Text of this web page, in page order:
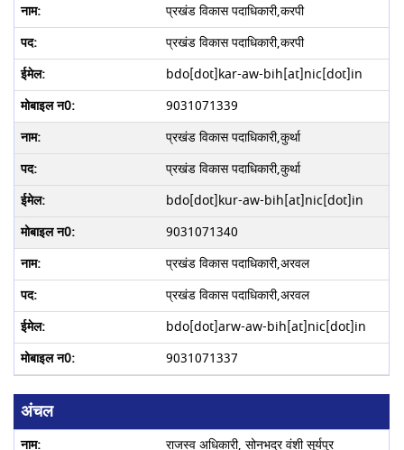
प्रखंड विकास पदाधिकारी,करपी
प्रखंड विकास पदाधिकारी,करपी
bdo[dot]kar-aw-bih[at]nic[dot]in
9031071339
प्रखंड विकास पदाधिकारी,कुर्था
प्रखंड विकास पदाधिकारी,कुर्था
bdo[dot]kur-aw-bih[at]nic[dot]in
9031071340
प्रखंड विकास पदाधिकारी,अरवल
प्रखंड विकास पदाधिकारी,अरवल
bdo[dot]arw-aw-bih[at]nic[dot]in
9031071337
अंचल
राजस्व अधिकारी, सोनभद्र वंशी सूर्यपुर